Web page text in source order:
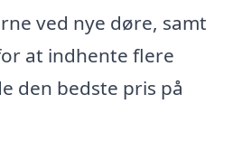
ved nye døre, samt
at indhente flere
den bedste pris på